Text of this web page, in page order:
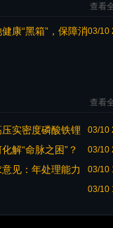
查看
03/10
康“黑箱”，保障消
查看
03/10
实密度磷酸铁锂
03/10
解“命脉之困”？
03/10
见：年处理能力
03/10